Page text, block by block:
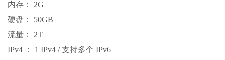
内存： 2G
硬盘： 50GB
流量： 2T
IPv4 ： 1 IPv4 / 支持多个 IPv6